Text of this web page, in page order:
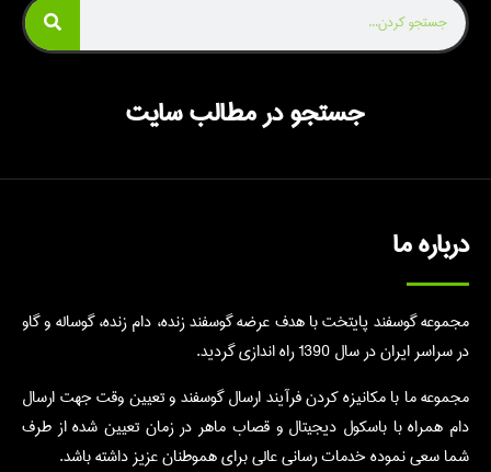
جستجو در مطالب سایت
درباره ما
مجموعه گوسفند پایتخت با هدف عرضه گوسفند زنده، دام زنده، گوساله و گاو
در سراسر ایران در سال 1390 راه اندازی گردید.
مجموعه ما با مکانیزه کردن فرآیند ارسال گوسفند و تعیین وقت جهت ارسال
دام همراه با باسکول دیجیتال و قصاب ماهر در زمان تعیین شده از طرف
شما سعی نموده خدمات رسانی عالی برای هموطنان عزیز داشته باشد.